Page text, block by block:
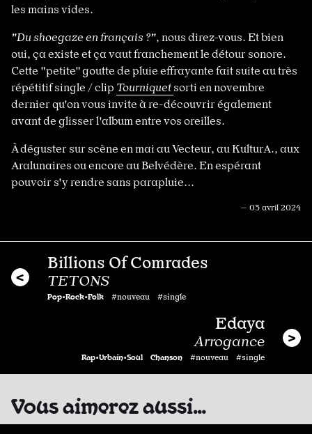
les mains vides.
"Du shoegaze en français ?", nous direz-vous. Et bien
oui, ça existe et ça vaut franchement le détour sonore.
Cette "petite" goutte de pluie effrayante fait suite au très
répétitif single / clip Tourniquet sorti en novembre
dernier qu'on vous invite à re-découvrir également
avant de glisser l'album entre vos oreilles.
À déguster sur scène en mai au Vecteur, au KulturA., aux
Aralunaires ou encore au Belvédère. En espérant
pouvoir s'y rendre sans parapluie...
— 03 avril 2024
Billions Of Comrades
TETONS
Pop•Rock•Folk #nouveau #single
Edaya
Arrogance
Rap•Urbain•Soul Chanson #nouveau #single
Vous aimerez aussi…